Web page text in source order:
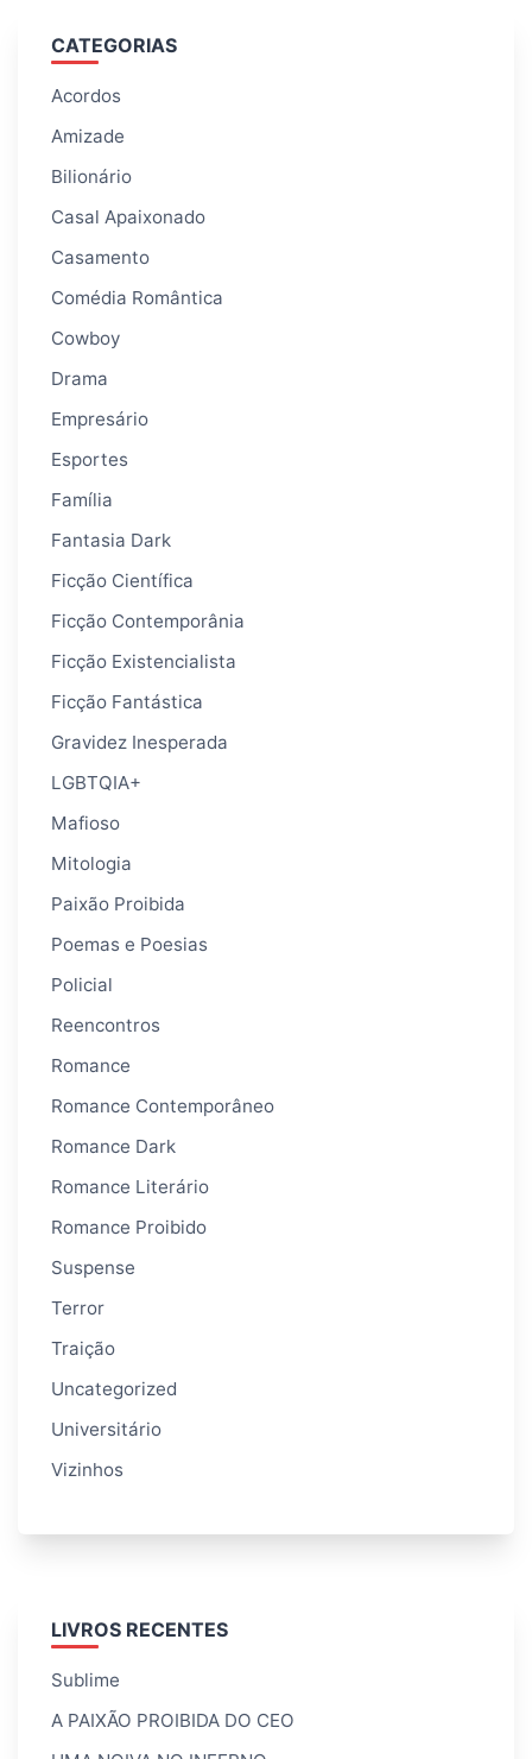
CATEGORIAS
Acordos
Amizade
Bilionário
Casal Apaixonado
Casamento
Comédia Romântica
Cowboy
Drama
Empresário
Esportes
Família
Fantasia Dark
Ficção Científica
Ficção Contemporânia
Ficção Existencialista
Ficção Fantástica
Gravidez Inesperada
LGBTQIA+
Mafioso
Mitologia
Paixão Proibida
Poemas e Poesias
Policial
Reencontros
Romance
Romance Contemporâneo
Romance Dark
Romance Literário
Romance Proibido
Suspense
Terror
Traição
Uncategorized
Universitário
Vizinhos
LIVROS RECENTES
Sublime
A PAIXÃO PROIBIDA DO CEO